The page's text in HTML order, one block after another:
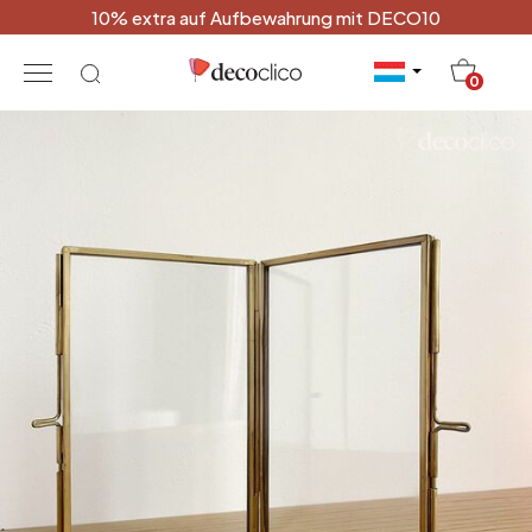
10% extra auf Aufbewahrung mit DECO10
0